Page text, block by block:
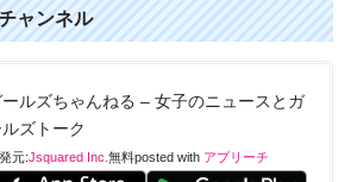
ャンネル
ールズちゃんねる – 女子のニュースとガ
ルズトーク
元:Jsquared Inc.無料posted with アプリーチ